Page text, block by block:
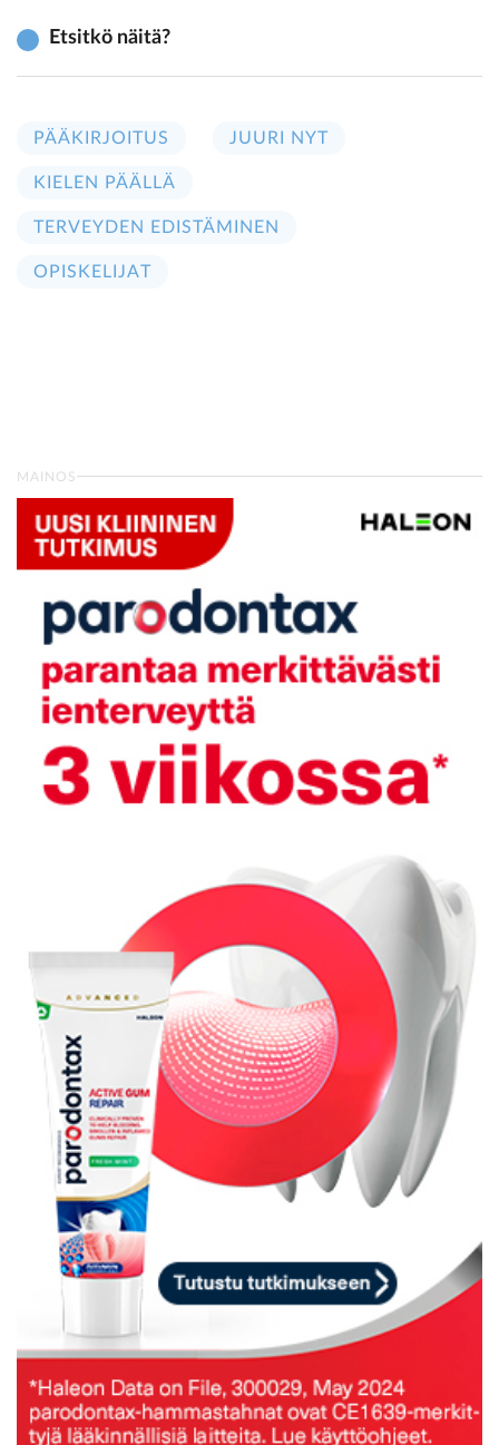
Etsitkö näitä?
PÄÄKIRJOITUS JUURI NYT
KIELEN PÄÄLLÄ
TERVEYDEN EDISTÄMINEN
OPISKELIJAT
MAINOS